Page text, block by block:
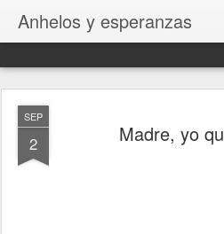
Anhelos y esperanzas
SEP
2 Madre, yo